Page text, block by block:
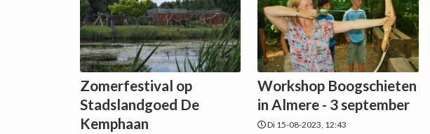
Zomerfestival op
Stadslandgoed De
Kemphaan
Workshop Boogschieten
in Almere - 3 september
Di 15-08-2023, 12:43